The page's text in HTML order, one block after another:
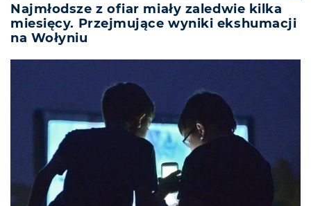
Najmłodsze z ofiar miały zaledwie kilka
miesięcy. Przejmujące wyniki ekshumacji
na Wołyniu